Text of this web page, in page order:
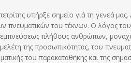
υπήρξε σημείο γιά τη γενεά
πνευματικών του τέκνων. Ο λόγος
πλήθους ανθρώπων,
της προσωπικότητας, του
του παρακαταθήκης και της